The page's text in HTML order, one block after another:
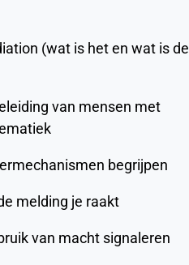
(wat is het en wat is de
van mensen met
begrijpen
melding je raakt
van macht signaleren